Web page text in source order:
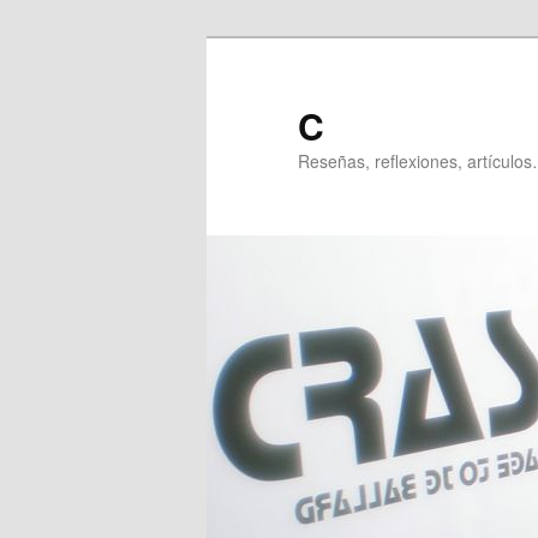
C
Reseñas, reflexiones,